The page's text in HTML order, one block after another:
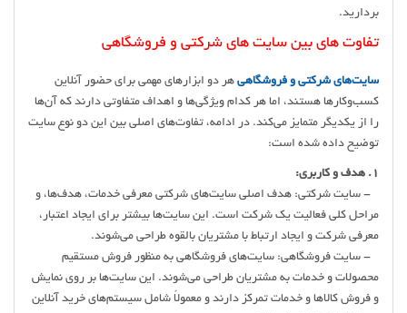
بردارید.
تفاوت های بین سایت های شرکتی و فروشگاهی
سایت‌های شرکتی و فروشگاهی هر دو ابزارهای مهمی برای حضور آنلاین
کسب‌وکارها هستند، اما هر کدام ویژگی‌ها و اهداف متفاوتی دارند که آن‌ها
را از یکدیگر متمایز می‌کند. در ادامه، تفاوت‌های اصلی بین این دو نوع سایت
توضیح داده شده است:
1. هدف و کاربری:
- سایت شرکتی: هدف اصلی سایت‌های شرکتی معرفی خدمات، هدف‌ها، و
مراحل کلی فعالیت یک شرکت است. این سایت‌ها بیشتر برای ایجاد اعتبار،
معرفی شرکت و ایجاد ارتباط با مشتریان بالقوه طراحی می‌شوند.
- سایت فروشگاهی: سایت‌های فروشگاهی به منظور فروش مستقیم
محصولات و خدمات به مشتریان طراحی می‌شوند. این سایت‌ها بر روی نمایش
و فروش کالاها و خدمات تمرکز دارند و معمولاً شامل سیستم‌های خرید آنلاین